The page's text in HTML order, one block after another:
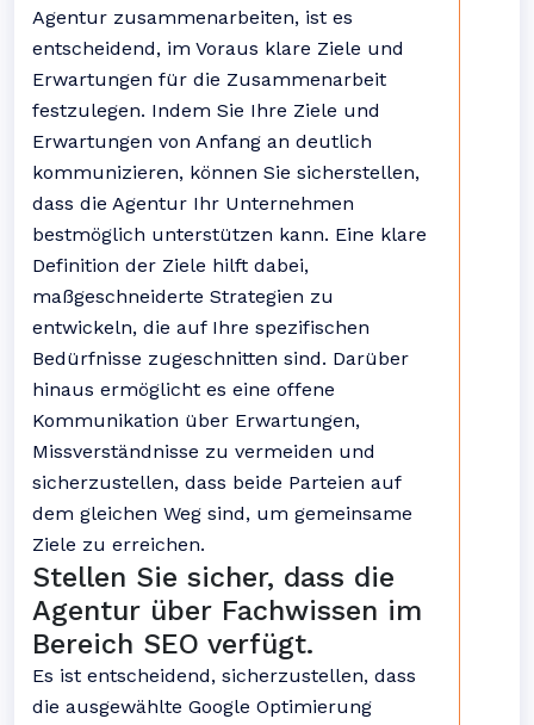
Agentur zusammenarbeiten, ist es
entscheidend, im Voraus klare Ziele und
Erwartungen für die Zusammenarbeit
festzulegen. Indem Sie Ihre Ziele und
Erwartungen von Anfang an deutlich
kommunizieren, können Sie sicherstellen,
dass die Agentur Ihr Unternehmen
bestmöglich unterstützen kann. Eine klare
Definition der Ziele hilft dabei,
maßgeschneiderte Strategien zu
entwickeln, die auf Ihre spezifischen
Bedürfnisse zugeschnitten sind. Darüber
hinaus ermöglicht es eine offene
Kommunikation über Erwartungen,
Missverständnisse zu vermeiden und
sicherzustellen, dass beide Parteien auf
dem gleichen Weg sind, um gemeinsame
Ziele zu erreichen.
Stellen Sie sicher, dass die
Agentur über Fachwissen im
Bereich SEO verfügt.
Es ist entscheidend, sicherzustellen, dass
die ausgewählte Google Optimierung